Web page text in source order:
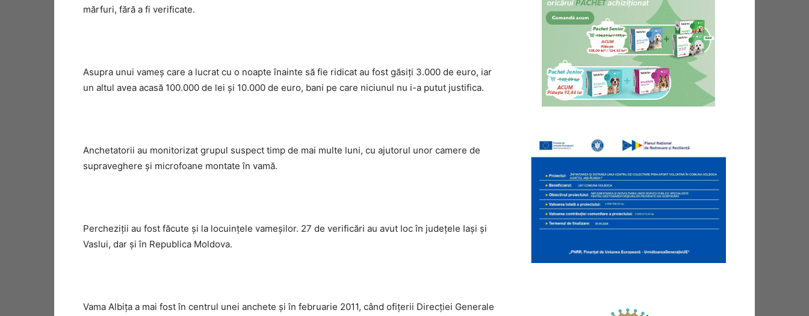
mărfuri, fără a fi verificate.
Asupra unui vameș care a lucrat cu o noapte înainte să fie ridicat au fost găsiți 3.000 de euro, iar
un altul avea acasă 100.000 de lei și 10.000 de euro, bani pe care niciunul nu i-a putut justifica.
Anchetatorii au monitorizat grupul suspect timp de mai multe luni, cu ajutorul unor camere de
supraveghere și microfoane montate în vamă.
Percheziții au fost făcute și la locuințele vameșilor. 27 de verificări au avut loc în județele Iași și
Vaslui, dar și în Republica Moldova.
Vama Albiţa a mai fost în centrul unei anchete şi în februarie 2011, când ofiţerii Direcţiei Generale